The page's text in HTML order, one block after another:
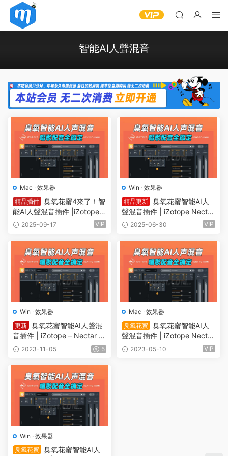
智能AI人聲混音
Mac · 效果器
精品插件 臭氧花蜜4來了！智
能AI人聲混音插件 |iZotope
Nectar 4 Advanced 4.1.0 m
2025-09-17 VIP
Win · 效果器
精品更新 臭氧花蜜智能AI人
聲混音插件 | iZotope Nectar
Advanced v4.1.0 CE-V.R WI
2025-06-30 VIP
Win · 效果器
更新 臭氧花蜜智能AI人聲混
音插件 | iZotope – Nectar 4
Advanced v4.0.1 R2R WIN
2023-11-05 5
Mac · 效果器
臭氧花蜜 臭氧花蜜智能AI人
聲混音插件 | iZotope Nectar
3 Plus v3.8.0 MAC
2023-05-10 VIP
Win · 效果器
臭氧花蜜 臭氧花蜜智能AI人